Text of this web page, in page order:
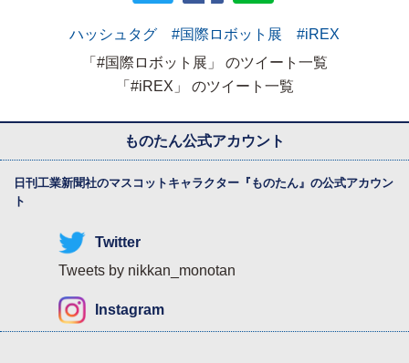
ハッシュタグ #国際ロボット展 #iREX
「#国際ロボット展」 のツイート一覧
「#iREX」 のツイート一覧
ものたん公式アカウント
日刊工業新聞社のマスコットキャラクター『 ものたん 』の公式アカウン
ト
Twitter
Tweets by nikkan_monotan
Instagram